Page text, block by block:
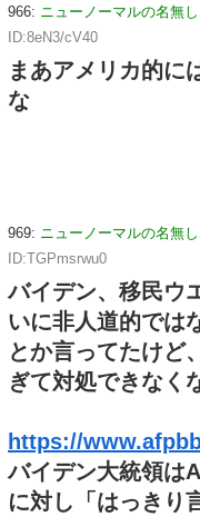
966: ニューノーマルの名無
ID:8eN3/cV40
まあアメリカ的に
な
969: ニューノーマルの名無
ID:TGPmsrwu0
バイデン、移民ウ
いに非人道的では
とか言ってたけど
ぎて対処できなく
https://
バイデン大統領は
に対し「はっきり